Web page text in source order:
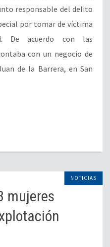
responsable del delito
por tomar de víctima
De acuerdo con las
con un negocio de
de la Barrera, en San
NOTICIAS
mujeres